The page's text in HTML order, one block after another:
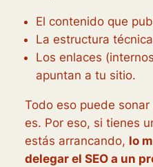
El contenido que
La estructura
Los enlaces
apuntan a tu sitio.
Todo eso puede
es. Por eso, si tienes
estás arrancando, lo
delegar el SEO a un